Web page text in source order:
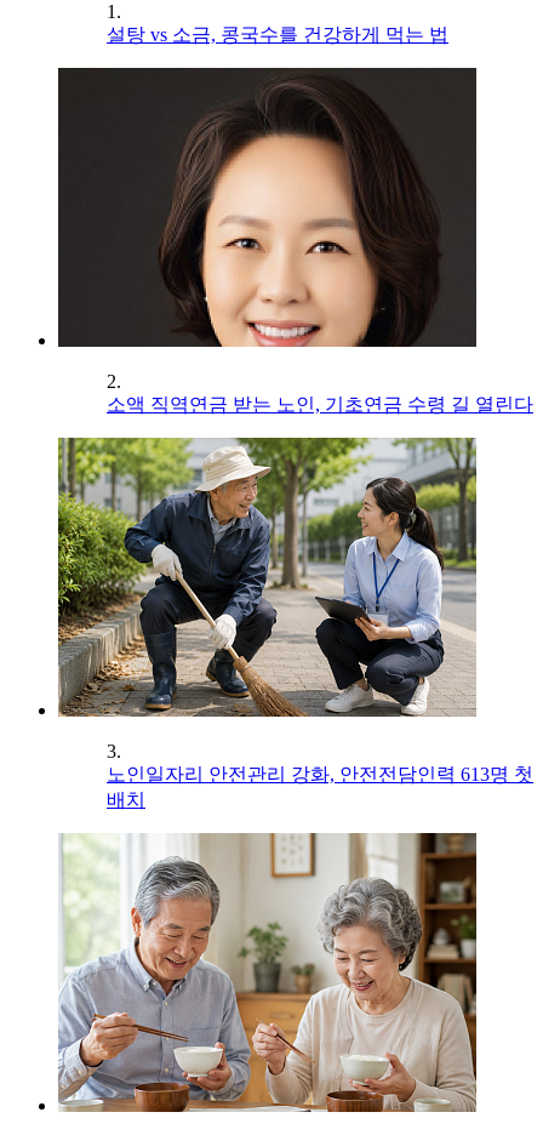
1.
설탕 vs 소금, 콩국수를 건강하게 먹는 법
2.
소액 직역연금 받는 노인, 기초연금 수령 길 열린다
3.
노인일자리 안전관리 강화, 안전전담인력 613명 첫
배치